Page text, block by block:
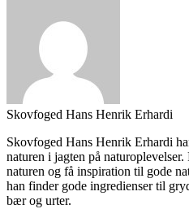
Skovfoged Hans Henrik Erhardi
Skovfoged Hans Henrik Erhardi
naturen i jagten på
naturen og få inspiration til gode
han finder gode ingredienser til
bær og urter.